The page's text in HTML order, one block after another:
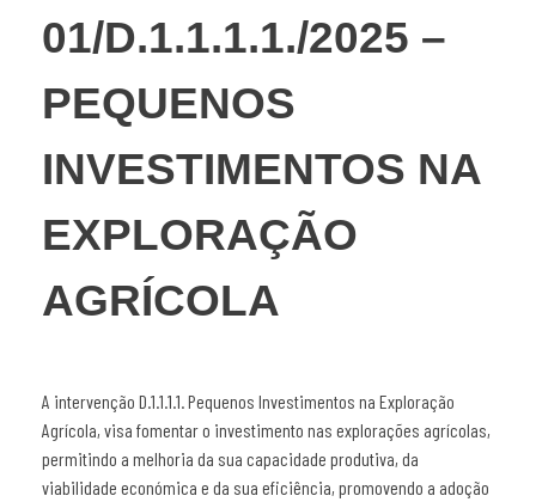
01/D.1.1.1.1./2025 –
PEQUENOS
INVESTIMENTOS NA
EXPLORAÇÃO
AGRÍCOLA
A intervenção D.1.1.1.1. Pequenos Investimentos na Exploração
Agrícola, visa fomentar o investimento nas explorações agrícolas,
permitindo a melhoria da sua capacidade produtiva, da
viabilidade económica e da sua eficiência, promovendo a adoção